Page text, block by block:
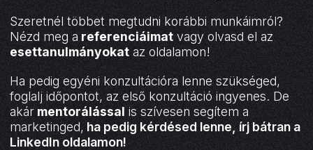
Szeretnél többet megtudni korábbi munkáimról?
Nézd meg a referenciáimat vagy olvasd el az
esettanulmányokat az oldalamon!
Ha pedig egyéni konzultációra lenne szükséged,
foglalj időpontot, az első konzultáció ingyenes. De
akár mentorálással is szívesen segítem a
marketinged, ha pedig kérdésed lenne, írj bátran a
LinkedIn oldalamon!